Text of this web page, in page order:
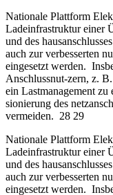
Nationale Plattform
Ladeinfrastruktur einer
und des
auch zur verbesserten
eingesetzt werden.
Anschlussnut-zern, z.
ein Lastmanagement
sionierung des
vermeiden. 28 29
Nationale Plattform
Ladeinfrastruktur einer
und des
auch zur verbesserten
eingesetzt werden.